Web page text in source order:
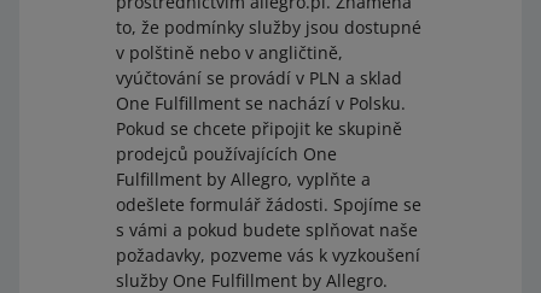
to, že podmínky služby jsou dostupné
v polštině nebo v angličtině,
vyúčtování se provádí v PLN a sklad
One Fulfillment se nachází v Polsku.
Pokud se chcete připojit ke skupině
prodejců používajících One
Fulfillment by Allegro, vyplňte a
odešlete formulář žádosti. Spojíme se
s vámi a pokud budete splňovat naše
požadavky, pozveme vás k vyzkoušení
služby One Fulfillment by Allegro.